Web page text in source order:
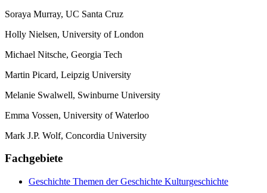
Soraya Murray, UC Santa Cruz
Holly Nielsen, University of London
Michael Nitsche, Georgia Tech
Martin Picard, Leipzig University
Melanie Swalwell, Swinburne University
Emma Vossen, University of Waterloo
Mark J.P. Wolf, Concordia University
Fachgebiete
Geschichte Themen der Geschichte Kulturgeschichte